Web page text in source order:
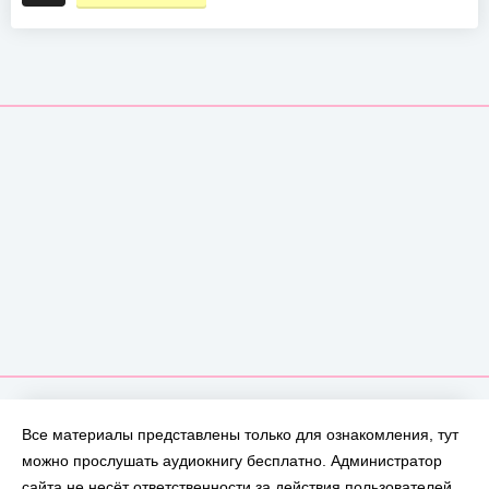
Все материалы представлены только для ознакомления, тут
можно прослушать аудиокнигу бесплатно. Администратор